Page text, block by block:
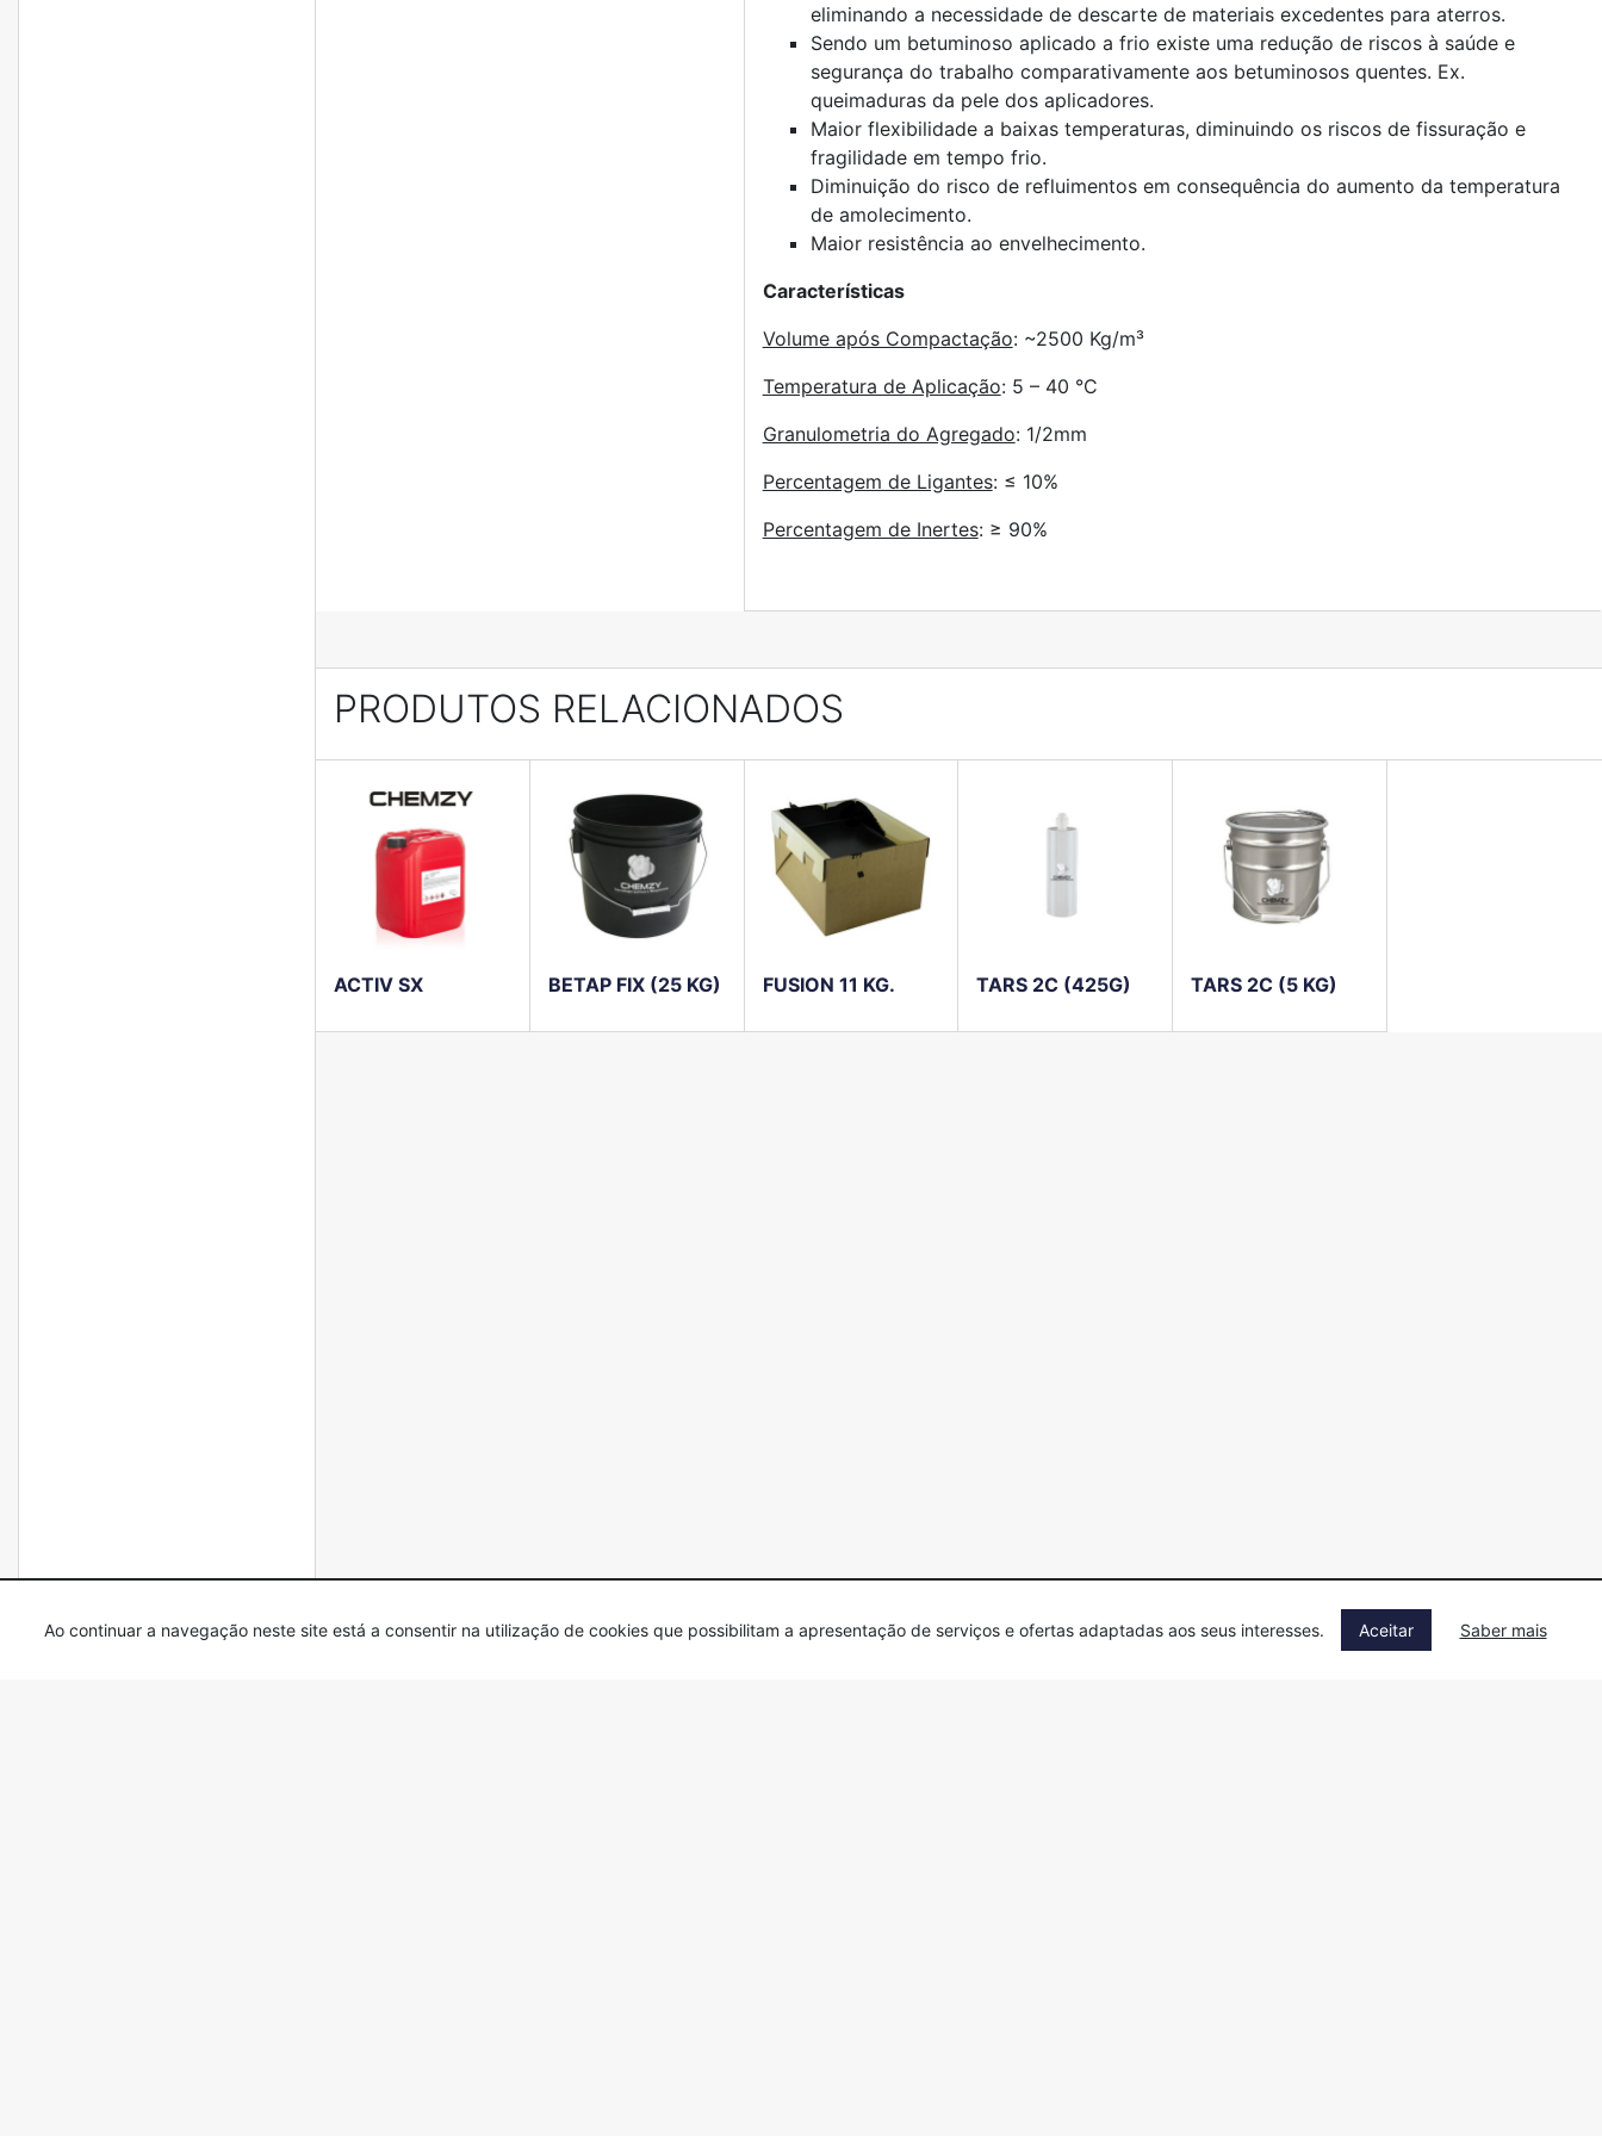
eliminando a necessidade de descarte de materiais excedentes para aterros.
Sendo um betuminoso aplicado a frio existe uma redução de riscos à saúde e
segurança do trabalho comparativamente aos betuminosos quentes. Ex.
queimaduras da pele dos aplicadores.
Maior flexibilidade a baixas temperaturas, diminuindo os riscos de fissuração e
fragilidade em tempo frio.
Diminuição do risco de refluimentos em consequência do aumento da temperatura
de amolecimento.
Maior resistência ao envelhecimento.
Características
Volume após Compactação: ~2500 Kg/m³
Temperatura de Aplicação: 5 – 40 °C
Granulometria do Agregado: 1/2mm
Percentagem de Ligantes: ≤ 10%
Percentagem de Inertes: ≥ 90%
PRODUTOS RELACIONADOS
ACTIV SX BETAP FIX (25 KG) FUSION 11 KG. TARS 2C (425G) TARS 2C (5 KG)
Ao continuar a navegação neste site está a consentir na utilização de cookies que possibilitam a apresentação de serviços e ofertas adaptadas aos seus interesses. Aceitar Saber mais